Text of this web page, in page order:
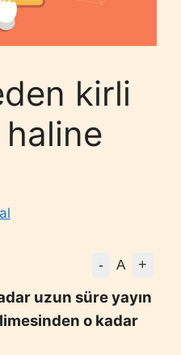
kirli
- A +
uzun süre yayın
o kadar